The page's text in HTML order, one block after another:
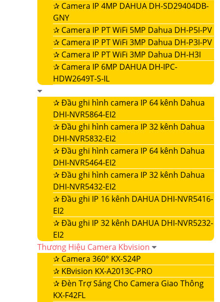
✰ Camera IP 4MP DAHUA DH-SD29404DB-
GNY
✰ Camera IP PT WiFi 5MP Dahua DH-P5I-PV
✰ Camera IP PT WiFi 3MP Dahua DH-P3I-PV
✰ Camera IP PT WiFi 3MP Dahua DH-H3I
✰ Camera IP 6MP DAHUA DH-IPC-
HDW2649T-S-IL
✰Đầu ghi hình camera IP 64 kênh Dahua
DHI-NVR5864-EI2
✰Đầu ghi hình camera IP 32 kênh Dahua
DHI-NVR5832-EI2
✰Đầu ghi hình camera IP 64 kênh Dahua
DHI-NVR5464-EI2
✰Đầu ghi hình camera IP 32 kênh Dahua
DHI-NVR5432-EI2
✰Đầu ghi IP 16 kênh DAHUA DHI-NVR5416-
EI2
✰Đầu ghi IP 32 kênh DAHUA DHI-NVR5232-
EI2
Thương Hiệu Camera Kbvision
✰ Camera 360° KX-S24P
✰ KBvision KX-A2013C-PRO
✰Đèn Trợ Sáng Cho Camera Giao Thông
KX-F42FL